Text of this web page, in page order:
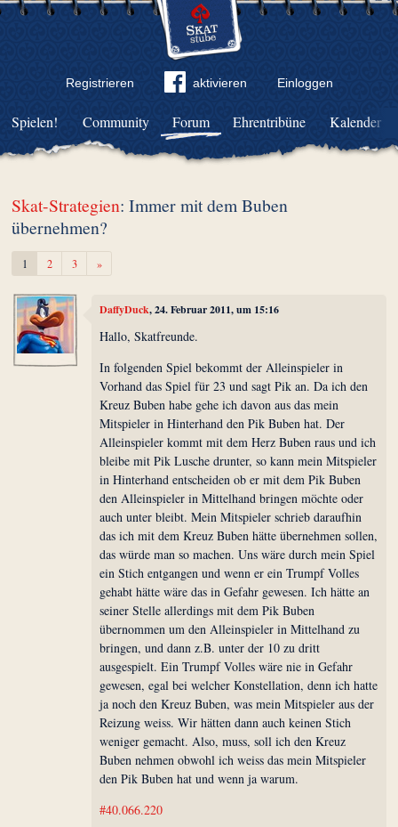
Registrieren aktivieren Einloggen
Community Forum Ehrentribüne Kalender
Spielen!
Skat-Strategien: Immer mit dem Buben
übernehmen?
1 2 3 »Weiter
DaffyDuck, 24. Februar 2011, um 15:16
Hallo, Skatfreunde.
In folgenden Spiel bekommt der Alleinspieler in
Vorhand das Spiel für 23 und sagt Pik an. Da ich den
Kreuz Buben habe gehe ich davon aus das mein
Mitspieler in Hinterhand den Pik Buben hat. Der
Alleinspieler kommt mit dem Herz Buben raus und ich
bleibe mit Pik Lusche drunter, so kann mein Mitspieler
in Hinterhand entscheiden ob er mit dem Pik Buben
den Alleinspieler in Mittelhand bringen möchte oder
auch unter bleibt. Mein Mitspieler schrieb daraufhin
das ich mit dem Kreuz Buben hätte übernehmen sollen,
das würde man so machen. Uns wäre durch mein Spiel
ein Stich entgangen und wenn er ein Trumpf Volles
gehabt hätte wäre das in Gefahr gewesen. Ich hätte an
seiner Stelle allerdings mit dem Pik Buben
übernommen um den Alleinspieler in Mittelhand zu
bringen, und dann z.B. unter der 10 zu dritt
ausgespielt. Ein Trumpf Volles wäre nie in Gefahr
gewesen, egal bei welcher Konstellation, denn ich hatte
ja noch den Kreuz Buben, was mein Mitspieler aus der
Reizung weiss. Wir hätten dann auch keinen Stich
weniger gemacht. Also, muss, soll ich den Kreuz
Buben nehmen obwohl ich weiss das mein Mitspieler
den Pik Buben hat und wenn ja warum.
#40.066.220